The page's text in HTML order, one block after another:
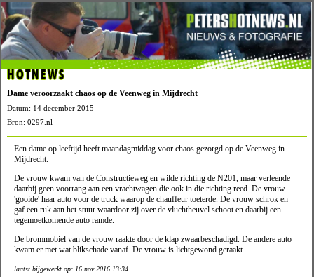
HOTNEWS
Dame veroorzaakt chaos op de Veenweg in Mijdrecht
Datum: 14 december 2015
Bron: 0297.nl
Een dame op leeftijd heeft maandagmiddag voor chaos gezorgd op de Veenweg in
Mijdrecht.
De vrouw kwam van de Constructieweg en wilde richting de N201, maar verleende
daarbij geen voorrang aan een vrachtwagen die ook in die richting reed. De vrouw
'gooide' haar auto voor de truck waarop de chauffeur toeterde. De vrouw schrok en
gaf een ruk aan het stuur waardoor zij over de vluchtheuvel schoot en daarbij een
tegemoetkomende auto ramde.
De brommobiel van de vrouw raakte door de klap zwaarbeschadigd. De andere auto
kwam er met wat blikschade vanaf. De vrouw is lichtgewond geraakt.
laatst bijgewerkt op: 16 nov 2016 13:34